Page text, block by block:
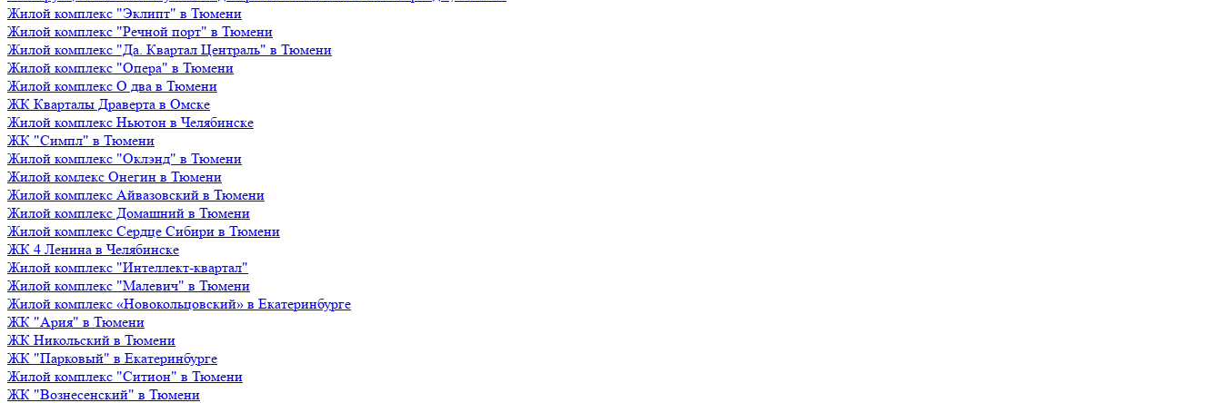
Жилой комплекс "Эклипт" в Тюмени
Жилой комплекс "Речной порт" в Тюмени
Жилой комплекс "Да. Квартал Централь" в Тюмени
Жилой комплекс "Опера" в Тюмени
Жилой комплекс О два в Тюмени
ЖК Кварталы Драверта в Омске
Жилой комплекс Ньютон в Челябинске
ЖК "Симпл" в Тюмени
Жилой комплекс "Оклэнд" в Тюмени
Жилой комлекс Онегин в Тюмени
Жилой комплекс Айвазовский в Тюмени
Жилой комплекс Домашний в Тюмени
Жилой комплекс Сердце Сибири в Тюмени
ЖК 4 Ленина в Челябинске
Жилой комплекс "Интеллект-квартал"
Жилой комплекс "Малевич" в Тюмени
Жилой комплекс «Новокольцовский» в Екатеринбурге
ЖК "Ария" в Тюмени
ЖК Никольский в Тюмени
ЖК "Парковый" в Екатеринбурге
Жилой комплекс "Ситион" в Тюмени
ЖК "Вознесенский" в Тюмени